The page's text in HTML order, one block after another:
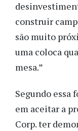
construir
são muito
uma coloca
mesa.”
Segundo essa
em aceitar a
Corp. ter